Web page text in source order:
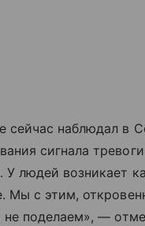
сейчас наблюдал в
сигнала
У людей возникает
Мы с этим,
не поделаем», —